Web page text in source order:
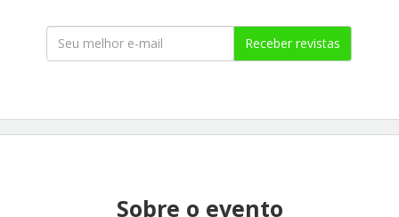
Receber revistas
Sobre o evento